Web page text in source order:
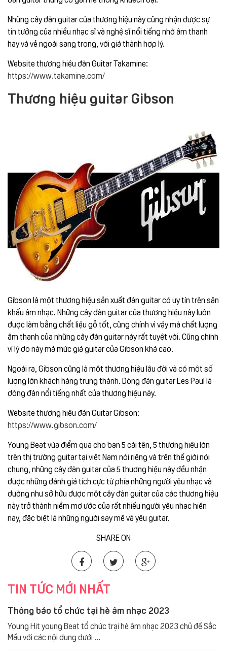
Những cây đàn guitar của thương hiệu này cũng nhận được sự
tin tưởng của nhiều nhạc sĩ và nghệ sĩ nổi tiếng nhờ âm thanh
hay và vẻ ngoài sang trọng, với giá thành hợp lý.
Website thương hiệu đàn Guitar Takamine:
https://www.takamine.com/
Thương hiệu guitar Gibson
Gibson là một thương hiệu sản xuất đàn guitar có uy tín trên sân
khấu âm nhạc. Những cây đàn guitar của thương hiệu này luôn
được làm bằng chất liệu gỗ tốt, cũng chính vì vậy mà chất lượng
âm thanh của những cây đàn guitar này rất tuyệt vời. Cũng chính
vì lý do này mà mức giá guitar của Gibson khá cao.
Ngoài ra, Gibson cũng là một thương hiệu lâu đời và có một số
lượng lớn khách hàng trung thành. Dòng đàn guitar Les Paul là
dòng đàn nổi tiếng nhất của thương hiệu này.
Website thương hiệu đàn Guitar Gibson:
https://www.gibson.com/
Young Beat vừa điểm qua cho bạn 5 cái tên, 5 thương hiệu lớn
trên thị trường guitar tại việt Nam nói riêng và trên thế giới nói
chung, những cây đàn guitar của 5 thương hiệu này đều nhận
được những đánh giá tích cực từ phía những người yêu nhạc và
dường như sở hữu được một cây đàn guitar của các thương hiệu
này trở thành niềm mơ ước của rất nhiều người yêu nhạc hiện
nay, đặc biệt là những người say mê và yêu guitar.
SHARE ON
TIN TỨC MỚI NHẤT
Thông báo tổ chức tại hè âm nhạc 2023
Young Hit young Beat tổ chức trại hè âm nhạc 2023 chủ đề Sắc
Mầu với các nội dung dưới ...